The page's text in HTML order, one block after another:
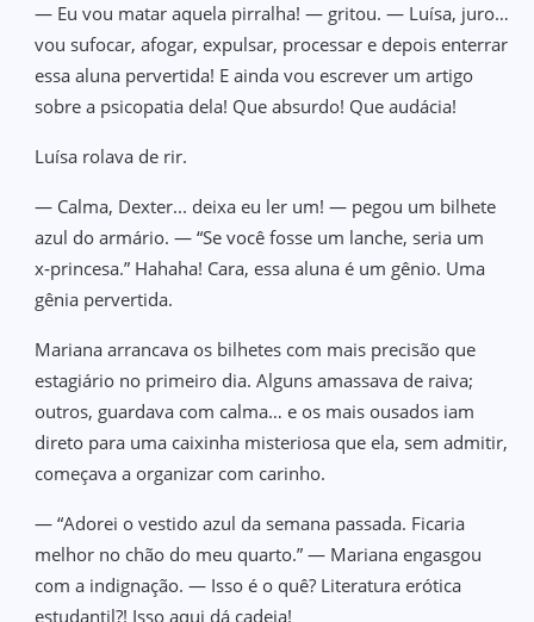
— Eu vou matar aquela pirralha! — gritou. — Luísa, juro…
vou sufocar, afogar, expulsar, processar e depois enterrar
essa aluna pervertida! E ainda vou escrever um artigo
sobre a psicopatia dela! Que absurdo! Que audácia!
Luísa rolava de rir.
— Calma, Dexter... deixa eu ler um! — pegou um bilhete
azul do armário. — “Se você fosse um lanche, seria um
x‑princesa.” Hahaha! Cara, essa aluna é um gênio. Uma
gênia pervertida.
Mariana arrancava os bilhetes com mais precisão que
estagiário no primeiro dia. Alguns amassava de raiva;
outros, guardava com calma… e os mais ousados iam
direto para uma caixinha misteriosa que ela, sem admitir,
começava a organizar com carinho.
— “Adorei o vestido azul da semana passada. Ficaria
melhor no chão do meu quarto.” — Mariana engasgou
com a indignação. — Isso é o quê? Literatura erótica
estudantil?! Isso aqui dá cadeia!